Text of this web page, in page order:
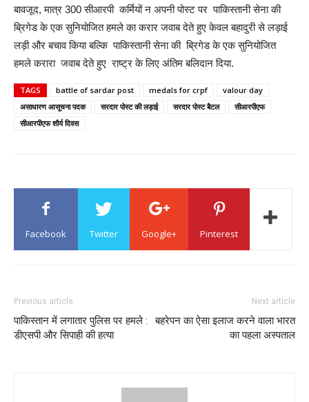
बावजूद, मात्र 300 सीआरपी कर्मियों न अपनी पोस्ट पर पाकिस्तानी सेना की
ब्रिगेड के एक सुनियोजित हमले का करार जवाब देते हुए केवल बहादुरी से लड़ाई
लड़ी और बचाव किया बल्कि पाकिस्तानी सेना की ब्रिगेड के एक सुनियोजित
हमले करारा जवाब देते हुए राष्ट्र के लिए अंतिम बलिदान दिया.
TAGS battle of sardar post medals for crpf
valour day
असाधारण आसूचना पदक
सरदार पोस्ट की लड़ाई सरदार पोस्ट बैटल
सीआरपीएफ
सीआरपीएफ शौर्य दिवस
Facebook Twitter Google+ Pinterest
Previous article
पाकिस्तान में लगातार पुलिस पर हमले :
डीएसपी और सिपाही की हत्या
Next article
बहरेपन का ऐसा इलाज करने वाला भारत
का पहला अस्पताल